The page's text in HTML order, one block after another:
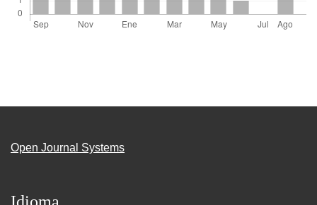
Open Journal Systems